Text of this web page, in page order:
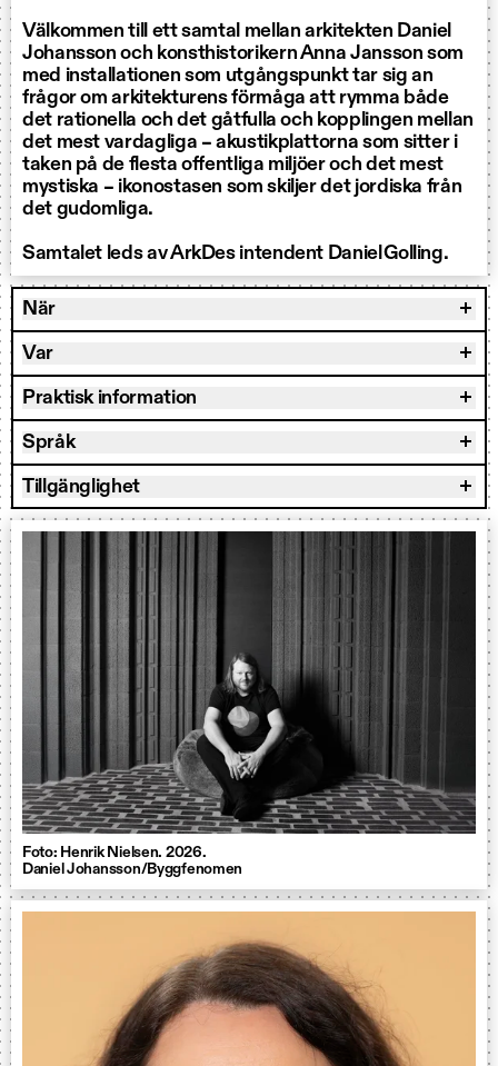
Välkommen till ett samtal mellan arkitekten Daniel
Johansson och konsthistorikern Anna Jansson som
med installationen som utgångspunkt tar sig an
frågor om arkitekturens förmåga att rymma både
det rationella och det gåtfulla och kopplingen mellan
det mest vardagliga – akustikplattorna som sitter i
taken på de flesta offentliga miljöer och det mest
mystiska – ikonostasen som skiljer det jordiska från
det gudomliga.
Samtalet leds av ArkDes intendent Daniel Golling.
När
Var
Praktisk information
Språk
Tillgänglighet
Foto: Henrik Nielsen. 2026.
Daniel Johansson/Byggfenomen